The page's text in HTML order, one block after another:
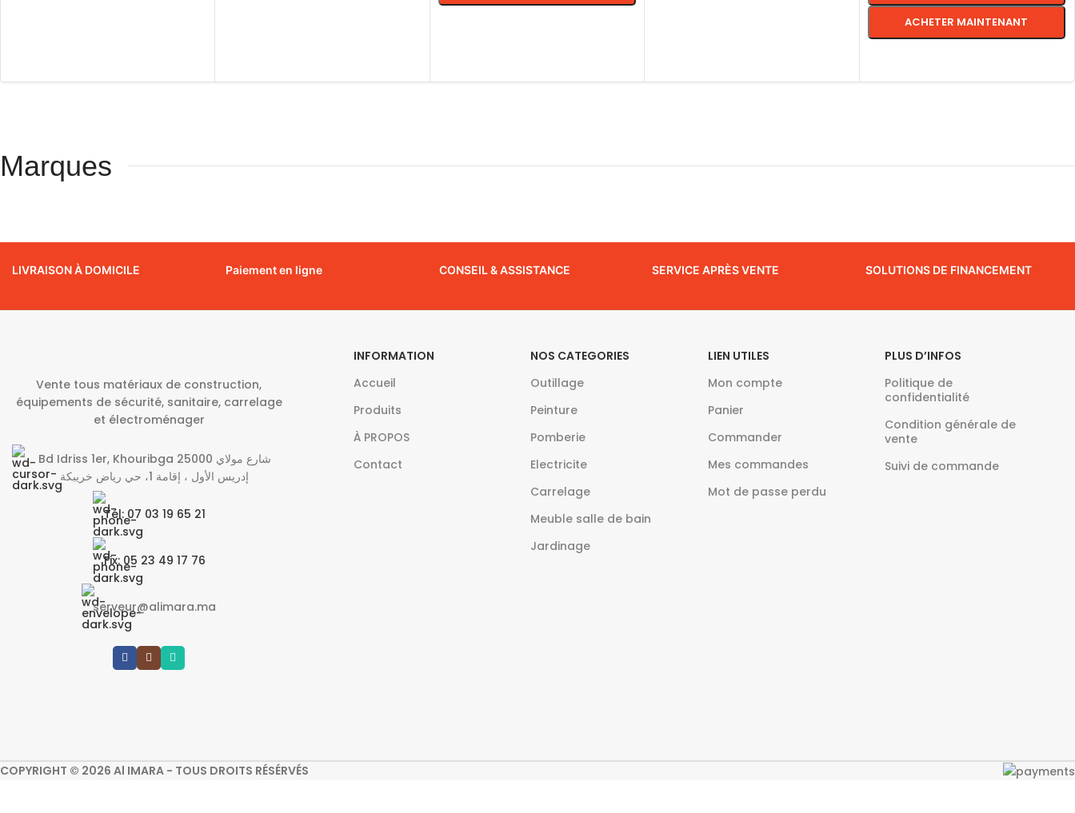
ACHETER MAINTENANT
Marques
LIVRAISON À DOMICILE Paiement en ligne CONSEIL & ASSISTANCE SERVICE APRÈS VENTE SOLUTIONS DE FINANCEMENT
Vente tous matériaux de construction,
équipements de sécurité, sanitaire, carrelage
et électroménager
Bd Idriss 1er, Khouribga 25000 شارع مولاي
إدريس الأول ، إقامة 1، حي رياض خريبكة
Tél: 07 03 19 65 21
Fix: 05 23 49 17 76
serveur@alimara.ma
INFORMATION
Accueil
Produits
À PROPOS
Contact
NOS CATEGORIES
Outillage
Peinture
Pomberie
Electricite
Carrelage
Meuble salle de bain
Jardinage
LIEN UTILES
Mon compte
Panier
Commander
Mes commandes
Mot de passe perdu
PLUS D’INFOS
Politique de
confidentialité
Condition générale de
vente
Suivi de commande
COPYRIGHT © 2026 Al IMARA - TOUS DROITS RÉSÉRVÉS